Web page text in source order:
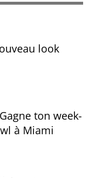
look
ton week-
à Miami